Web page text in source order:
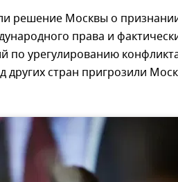
решение Москвы о
права и
по урегулированию
стран пригрозили